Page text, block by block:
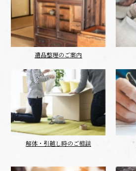
遺品整理のご案内
解体・引越し時のご相談